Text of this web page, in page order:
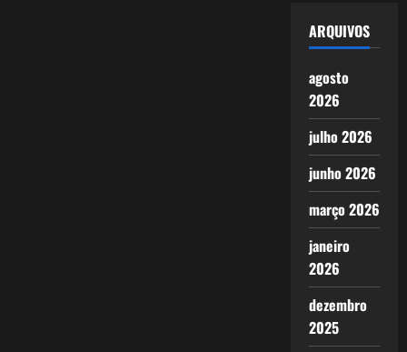
ARQUIVOS
agosto
2026
julho 2026
junho 2026
março 2026
janeiro
2026
dezembro
2025